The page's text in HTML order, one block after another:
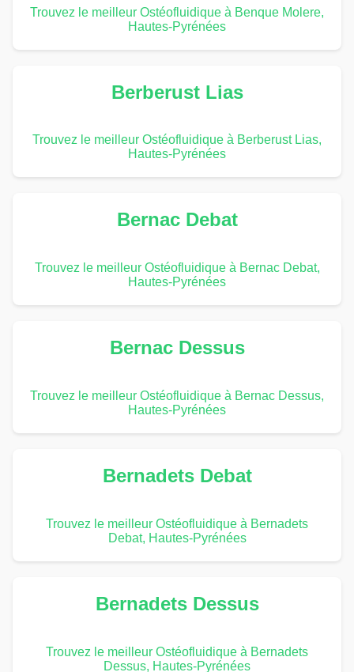
Trouvez le meilleur Ostéofluidique à Benque Molere,
Hautes-Pyrénées
Berberust Lias
Trouvez le meilleur Ostéofluidique à Berberust Lias,
Hautes-Pyrénées
Bernac Debat
Trouvez le meilleur Ostéofluidique à Bernac Debat,
Hautes-Pyrénées
Bernac Dessus
Trouvez le meilleur Ostéofluidique à Bernac Dessus,
Hautes-Pyrénées
Bernadets Debat
Trouvez le meilleur Ostéofluidique à Bernadets
Debat, Hautes-Pyrénées
Bernadets Dessus
Trouvez le meilleur Ostéofluidique à Bernadets
Dessus, Hautes-Pyrénées